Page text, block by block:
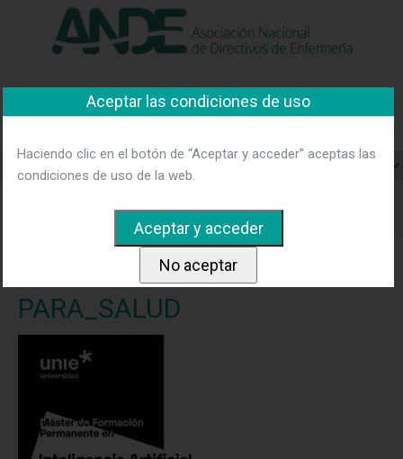
"Ver política"
Asociación Nacional de
Directivos de Enfermería
a la salud.2606 Master UNIE PARA_SALUD
2606 Master UNIE
PARA_SALUD
Aceptar las condiciones de uso
Haciendo clic en el botón de “Aceptar y acceder” aceptas las
condiciones de uso de la web.